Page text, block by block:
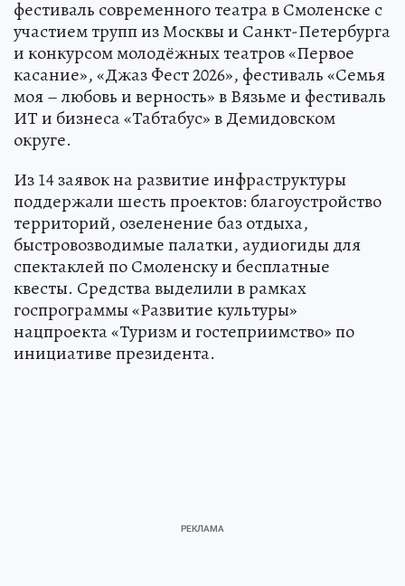
фестиваль современного театра в Смоленске с
участием трупп из Москвы и Санкт-Петербурга
и конкурсом молодёжных театров «Первое
касание», «Джаз Фест 2026», фестиваль «Семья
моя – любовь и верность» в Вязьме и фестиваль
ИТ и бизнеса «Табтабус» в Демидовском
округе.
Из 14 заявок на развитие инфраструктуры
поддержали шесть проектов: благоустройство
территорий, озеленение баз отдыха,
быстровозводимые палатки, аудиогиды для
спектаклей по Смоленску и бесплатные
квесты. Средства выделили в рамках
госпрограммы «Развитие культуры»
нацпроекта «Туризм и гостеприимство» по
инициативе президента.